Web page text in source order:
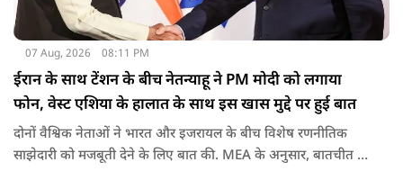
07 Aug, 2026 08:11 PM
ईरान के साथ टेंशन के बीच नेतन्याहू ने PM मोदी को लगाया
फोन, वेस्ट एशिया के हालात के साथ इस खास मुद्दे पर हुई बात
दोनों वैश्विक नेताओं ने भारत और इजरायल के बीच विशेष रणनीतिक
साझेदारी को मजबूती देने के ल‍िए बात की. MEA के अनुसार, बातचीत की